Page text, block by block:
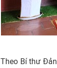
Theo Bí thư